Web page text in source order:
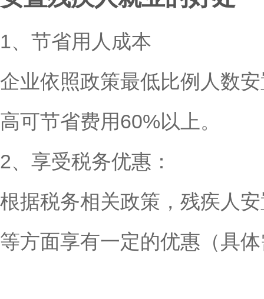
1、 节省用人成本
企业依照政策最低比例人数
高可节省费用60%以上。
2、 享受税务优惠：
根据税务相关政策，残疾人
等方面享有一定的优惠（具